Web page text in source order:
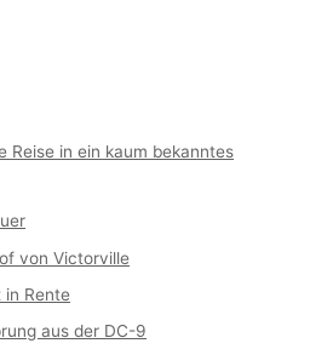
Reise in ein kaum bekanntes
von Victorville
in Rente
aus der DC-9